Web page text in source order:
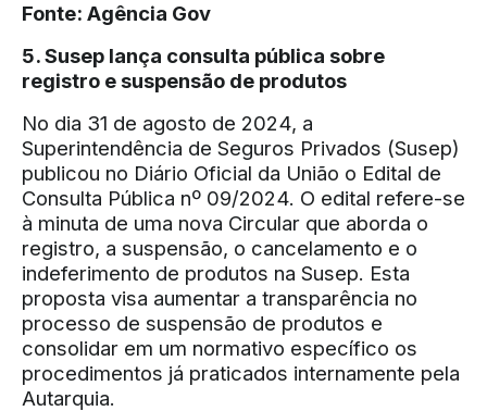
Fonte: Agência Gov
5. Susep lança consulta pública sobre
registro e suspensão de produtos
No dia 31 de agosto de 2024, a
Superintendência de Seguros Privados (Susep)
publicou no Diário Oficial da União o Edital de
Consulta Pública nº 09/2024. O edital refere-se
à minuta de uma nova Circular que aborda o
registro, a suspensão, o cancelamento e o
indeferimento de produtos na Susep. Esta
proposta visa aumentar a transparência no
processo de suspensão de produtos e
consolidar em um normativo específico os
procedimentos já praticados internamente pela
Autarquia.